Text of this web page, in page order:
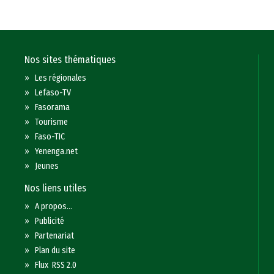
Nos sites thématiques
»Les régionales
»Lefaso-TV
»Fasorama
»Tourisme
»Faso-TIC
»Yenenga.net
» Jeunes
Nos liens utiles
»A propos...
»Publicité
»Partenariat
»Plan du site
»Flux RSS 2.0